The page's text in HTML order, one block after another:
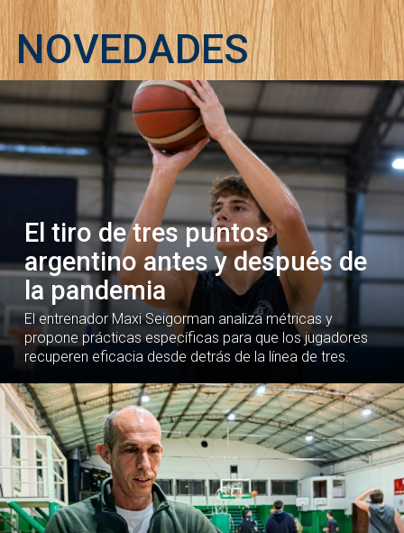
NOVEDADES
El tiro de tres puntos
argentino antes y después de
la pandemia
El entrenador Maxi Seigorman analiza métricas y
propone prácticas específicas para que los jugadores
recuperen eficacia desde detrás de la línea de tres.